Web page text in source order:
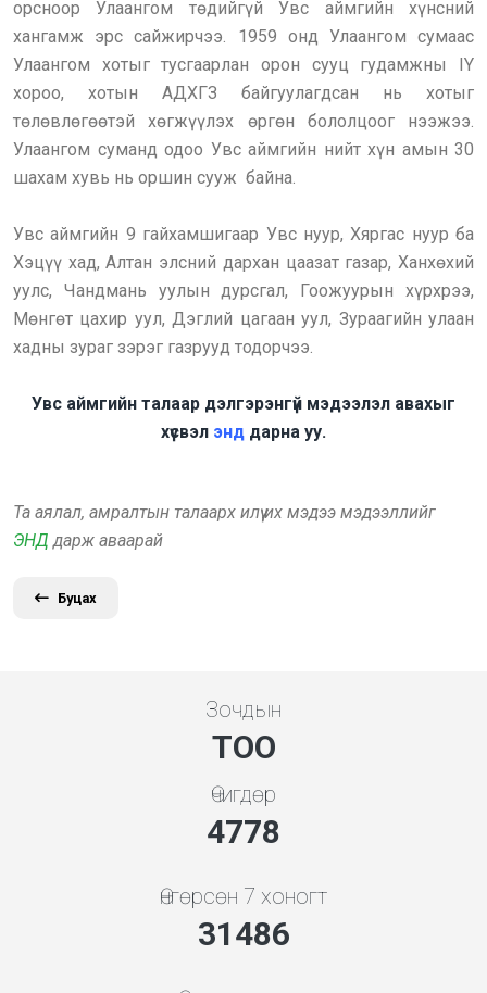
орсноор Улаангом төдийгүй Увс аймгийн хүнсний
хангамж эрс сайжирчээ. 1959 онд Улаангом сумаас
Улаангом хотыг тусгаарлан орон сууц гудамжны IY
хороо, хотын АДХГЗ байгуулагдсан нь хотыг
төлөвлөгөөтэй хөгжүүлэх өргөн бололцоог нээжээ.
Улаангом суманд одоо Увс аймгийн нийт хүн амын 30
шахам хувь нь оршин сууж байна.
Увс аймгийн 9 гайхамшигаар Увс нуур, Хяргас нуур ба
Хэцүү хад, Алтан элсний дархан цаазат газар, Ханхөхий
уулс, Чандмань уулын дурсгал, Гоожуурын хүрхрээ,
Мөнгөт цахир уул, Дэглий цагаан уул, Зураагийн улаан
хадны зураг зэрэг газрууд тодорчээ.
Увс аймгийн талаар дэлгэрэнгүй мэдээлэл авахыг
хүсвэл энд дарна уу.
Та аялал, амралтын талаарх илүү их мэдээ мэдээллийг
ЭНД дарж аваарай
Буцах
Зочдын
ТОО
Өчигдөр
5119
Өнгөрсөн 7 хоногт
33735